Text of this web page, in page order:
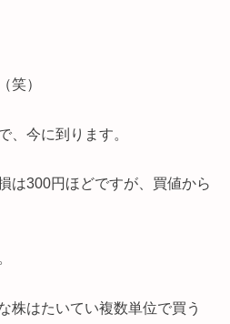
笑）
、今に到ります。
は300円ほどですが、買値から
株はたいてい複数単位で買う